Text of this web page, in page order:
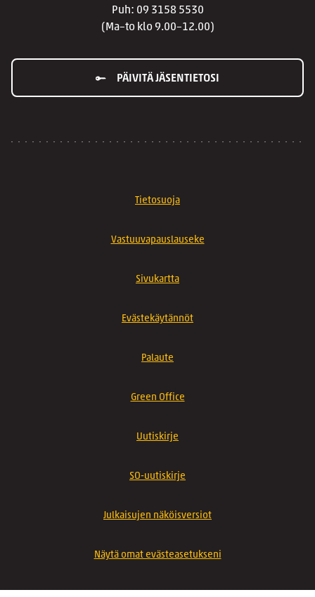
Puh: 09 3158 5530
(Ma–to klo 9.00–12.00)
PÄIVITÄ JÄSENTIETOSI
Tietosuoja
Vastuuvapauslauseke
Sivukartta
Evästekäytännöt
Palaute
Green Office
Uutiskirje
SO-uutiskirje
Julkaisujen näköisversiot
Näytä omat evästeasetukseni